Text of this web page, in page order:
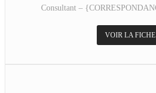
Consultant –
VOIR LA FICHE